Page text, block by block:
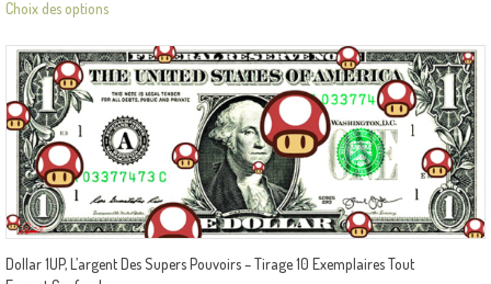
Choix des options
Dollar 1UP, L’argent Des Supers Pouvoirs – Tirage 10 Exemplaires Tout